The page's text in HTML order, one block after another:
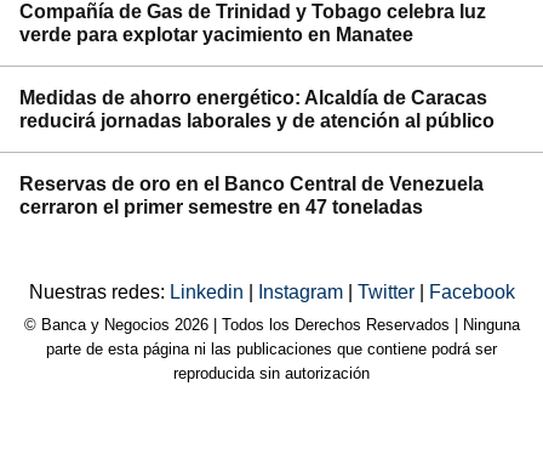
Compañía de Gas de Trinidad y Tobago celebra luz
verde para explotar yacimiento en Manatee
Medidas de ahorro energético: Alcaldía de Caracas
reducirá jornadas laborales y de atención al público
Reservas de oro en el Banco Central de Venezuela
cerraron el primer semestre en 47 toneladas
Nuestras redes: Linkedin Instagram Twitter Facebook
© Banca y Negocios 2026 | Todos los Derechos Reservados | Ninguna
parte de esta página ni las publicaciones que contiene podrá ser
reproducida sin autorización